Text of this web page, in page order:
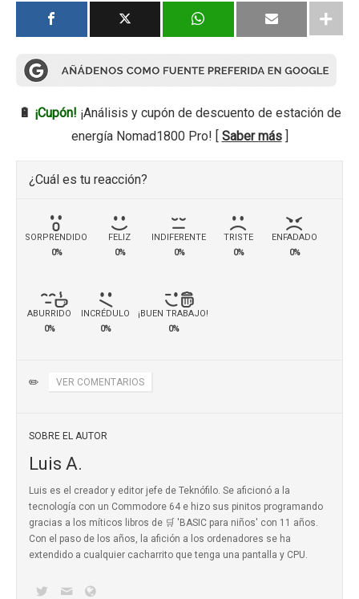
🔋 ¡Cupón! ¡Análisis y cupón de descuento de estación de
energía Nomad1800 Pro! [ Saber más]
¿Cuál es tu reacción?
SORPRENDIDO
0%
FELIZ
0%
INDIFERENTE
0%
TRISTE
0%
ENFADADO
0%
ABURRIDO
0%
INCRÉDULO
0%
¡BUEN TRABAJO!
0%
✏️ VER COMENTARIOS
SOBRE EL AUTOR
Luis A.
Luis es el creador y editor jefe de Teknófilo. Se aficionó a la
tecnología con un Commodore 64 e hizo sus pinitos programando
gracias a los míticos libros de 🛒 'BASIC para niños' con 11 años.
Con el paso de los años, la afición a los ordenadores se ha
extendido a cualquier cacharrito que tenga una pantalla y CPU.